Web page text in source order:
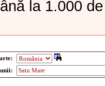
la 1.000